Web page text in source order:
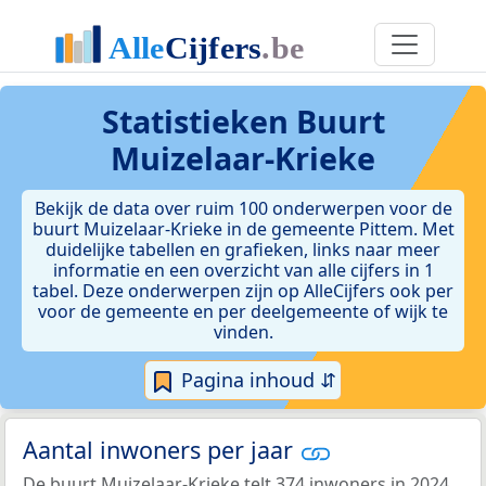
Statistieken Buurt
Muizelaar-Krieke
Bekijk de data over ruim 100 onderwerpen voor de
buurt Muizelaar-Krieke in de gemeente Pittem. Met
duidelijke tabellen en grafieken, links naar meer
informatie en een overzicht van alle cijfers in 1
tabel. Deze onderwerpen zijn op AlleCijfers ook per
voor de gemeente en per deelgemeente of wijk te
vinden.
Pagina inhoud ⇵
Aantal inwoners per jaar